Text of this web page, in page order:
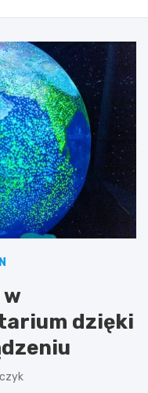
dzięki